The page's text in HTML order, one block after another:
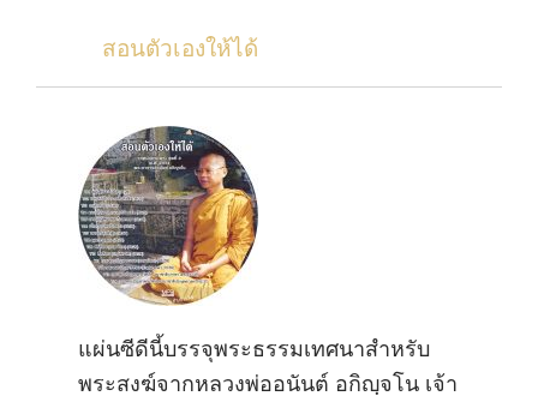
สอนตัวเองให้ได้
แผ่นซีดีนี้บรรจุพระธรรมเทศนาสำหรับ
พระสงฆ์จากหลวงพ่ออนันต์ อกิญฺจโน เจ้า